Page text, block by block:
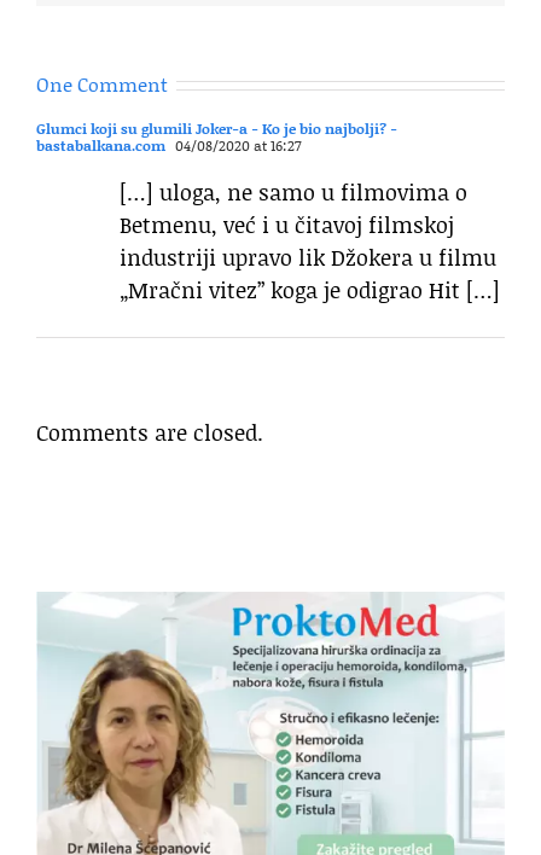
One Comment
Glumci koji su glumili Joker-a - Ko je bio najbolji? -
bastabalkana.com 04/08/2020 at 16:27
[…] uloga, ne samo u filmovima o
Betmenu, već i u čitavoj filmskoj
industriji upravo lik Džokera u filmu
„Mračni vitez” koga je odigrao Hit […]
Comments are closed.